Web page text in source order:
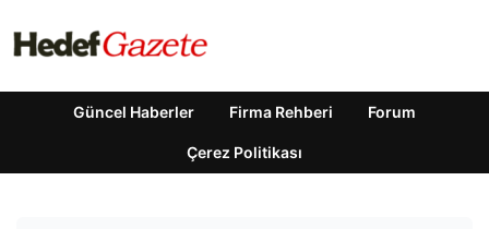
Güncel Haberler Firma Rehberi Forum
Çerez Politikası